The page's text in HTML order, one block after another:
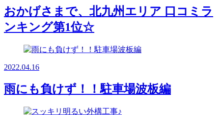
おかげさまで、北九州エリア 口コミラ
ンキング第1位☆
2022.04.16
雨にも負けず！！駐車場波板編